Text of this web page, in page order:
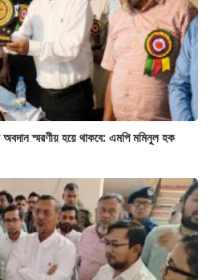
অবদান স্মরণীয় হয়ে থাকবে: এমপি মমিনুল হক